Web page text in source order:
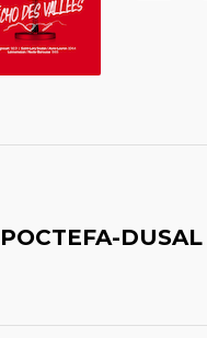
POCTEFA-DUSAL